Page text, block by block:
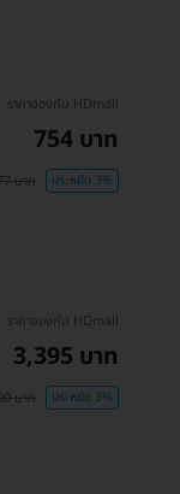
ราคาจองกับ HDmall
754 บาท
บาท ประหยัด 3%
ราคาจองกับ HDmall
3,395 บาท
บาท ประหยัด 3%